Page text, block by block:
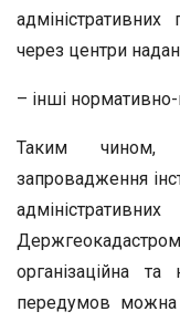
через центри
– інші нормативно-
Таким чином,
запровадження
організаційна та
передумов можна